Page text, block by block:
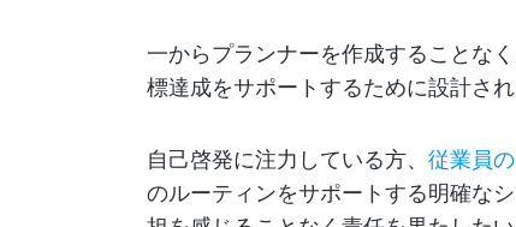
一からプランナーを作成することな
標達成をサポートするために設計され
自己啓発に注力している方、 従業員
のルーティンをサポートする明確な